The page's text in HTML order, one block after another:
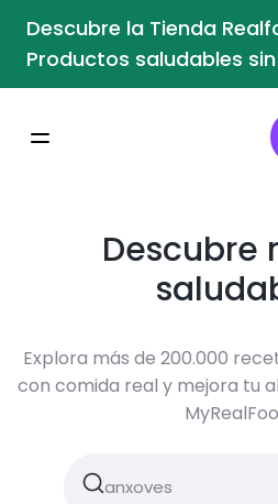
Descubre la Tienda
Productos saludables
Descubre
Explora más de 200.000
con comida real y mejora tu